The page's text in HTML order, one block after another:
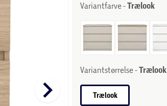
keyboard_arrow_right
Variantfarve -Trælook
Variantstørrelse -Trælook
Trælook